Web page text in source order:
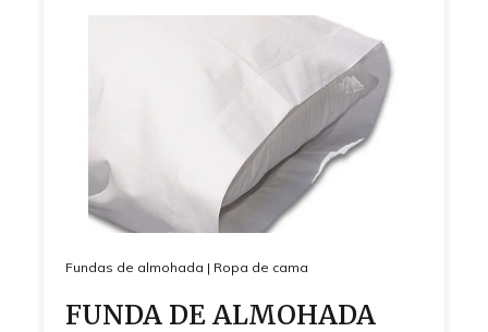
Fundas de almohada | Ropa de cama
FUNDA DE ALMOHADA